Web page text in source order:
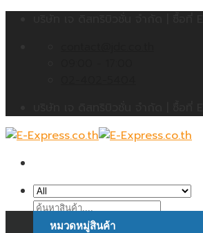
ค้นหา:
หมวดหมู่สินค้า